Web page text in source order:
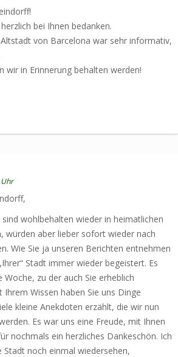
bei Ihnen bedanken.
von Barcelona war sehr informativ,
wir in Erinnerung behalten werden!
wohlbehalten wieder in heimatlichen
würden aber lieber sofort wieder nach
Wie Sie ja unseren Berichten entnehmen
Stadt immer wieder begeistert. Es
zu der auch Sie erheblich
Wissen haben Sie uns Dinge
kleine Anekdoten erzählt, die wir nun
Es war uns eine Freude, mit Ihnen
nochmals ein herzliches Dankeschön. Ich
Stadt noch einmal wiedersehen,